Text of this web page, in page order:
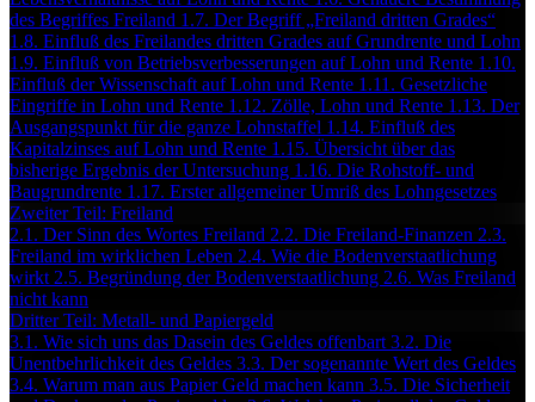
des Begriffes Freiland 1.7. Der Begriff „Freiland dritten Grades“
1.8. Einfluß des Freilandes dritten Grades auf Grundrente und Lohn
1.9. Einfluß von Betriebsverbesserungen auf Lohn und Rente 1.10.
Einfluß der Wissenschaft auf Lohn und Rente 1.11. Gesetzliche
Eingriffe in Lohn und Rente 1.12. Zölle, Lohn und Rente 1.13. Der
Ausgangspunkt für die ganze Lohnstaffel 1.14. Einfluß des
Kapitalzinses auf Lohn und Rente 1.15. Übersicht über das
bisherige Ergebnis der Untersuchung 1.16. Die Rohstoff- und
Baugrundrente 1.17. Erster allgemeiner Umriß des Lohngesetzes
Zweiter Teil: Freiland
2.1. Der Sinn des Wortes Freiland 2.2. Die Freiland-Finanzen 2.3.
Freiland im wirklichen Leben 2.4. Wie die Bodenverstaatlichung
wirkt 2.5. Begründung der Bodenverstaatlichung 2.6. Was Freiland
nicht kann
Dritter Teil: Metall- und Papiergeld
3.1. Wie sich uns das Dasein des Geldes offenbart 3.2. Die
Unentbehrlichkeit des Geldes 3.3. Der sogenannte Wert des Geldes
3.4. Warum man aus Papier Geld machen kann 3.5. Die Sicherheit